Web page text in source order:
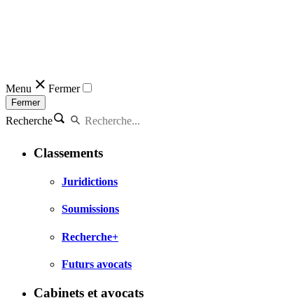
Menu Fermer
Fermer
Recherche
Classements
Juridictions
Soumissions
Recherche+
Futurs avocats
Cabinets et avocats